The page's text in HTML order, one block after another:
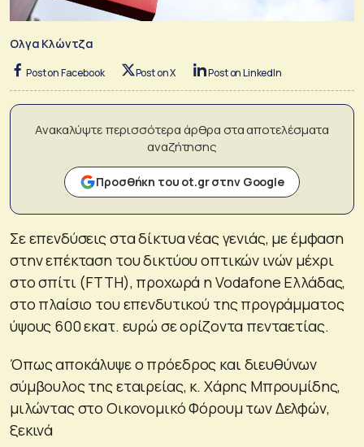
Ολγα Κλώντζα
Post on Facebook Post on X Post on LinkedIn
Ανακαλύψτε περισσότερα άρθρα στα αποτελέσματα
αναζήτησης
Προσθήκη του ot.gr στην Google
Σε επενδύσεις στα δίκτυα νέας γενιάς, με έμφαση
στην επέκταση του δικτύου οπτικών ινών μέχρι
στο σπίτι (FTTH), προχωρά η Vodafone Ελλάδας,
στο πλαίσιο του επενδυτικού της προγράμματος
ύψους 600 εκατ. ευρώ σε ορίζοντα πενταετίας.
Όπως αποκάλυψε ο πρόεδρος και διευθύνων
σύμβουλος της εταιρείας, κ. Χάρης Μπρουμίδης,
μιλώντας στο Οικονομικό Φόρουμ των Δελφών,
ξεκινά